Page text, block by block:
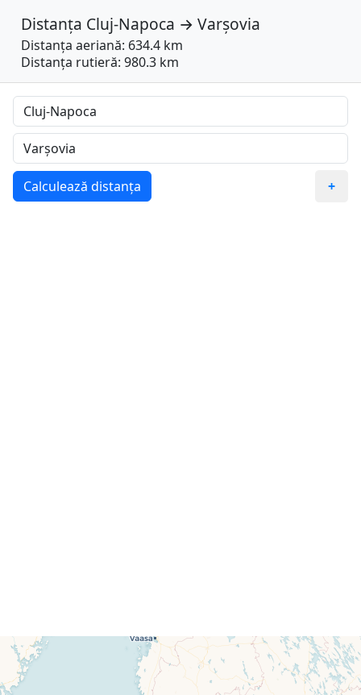
Distanța Cluj-Napoca → Varşovia
Distanța aeriană: 634.4 km
Distanța rutieră: 980.3 km
Calculează distanța +